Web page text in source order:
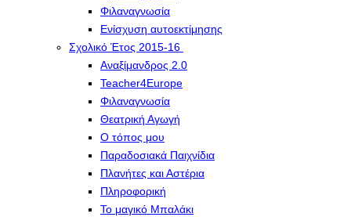
Φιλαναγνωσία
Eνίσχυση αυτοεκτίμησης
Σχολικό Έτος 2015-16
Αναξίμανδρος 2.0
Teacher4Europe
Φιλαναγνωσία
Θεατρική Αγωγή
Ο τόπος μου
Παραδοσιακά Παιχνίδια
Πλανήτες και Αστέρια
Πληροφορική
Το μαγικό Μπαλάκι